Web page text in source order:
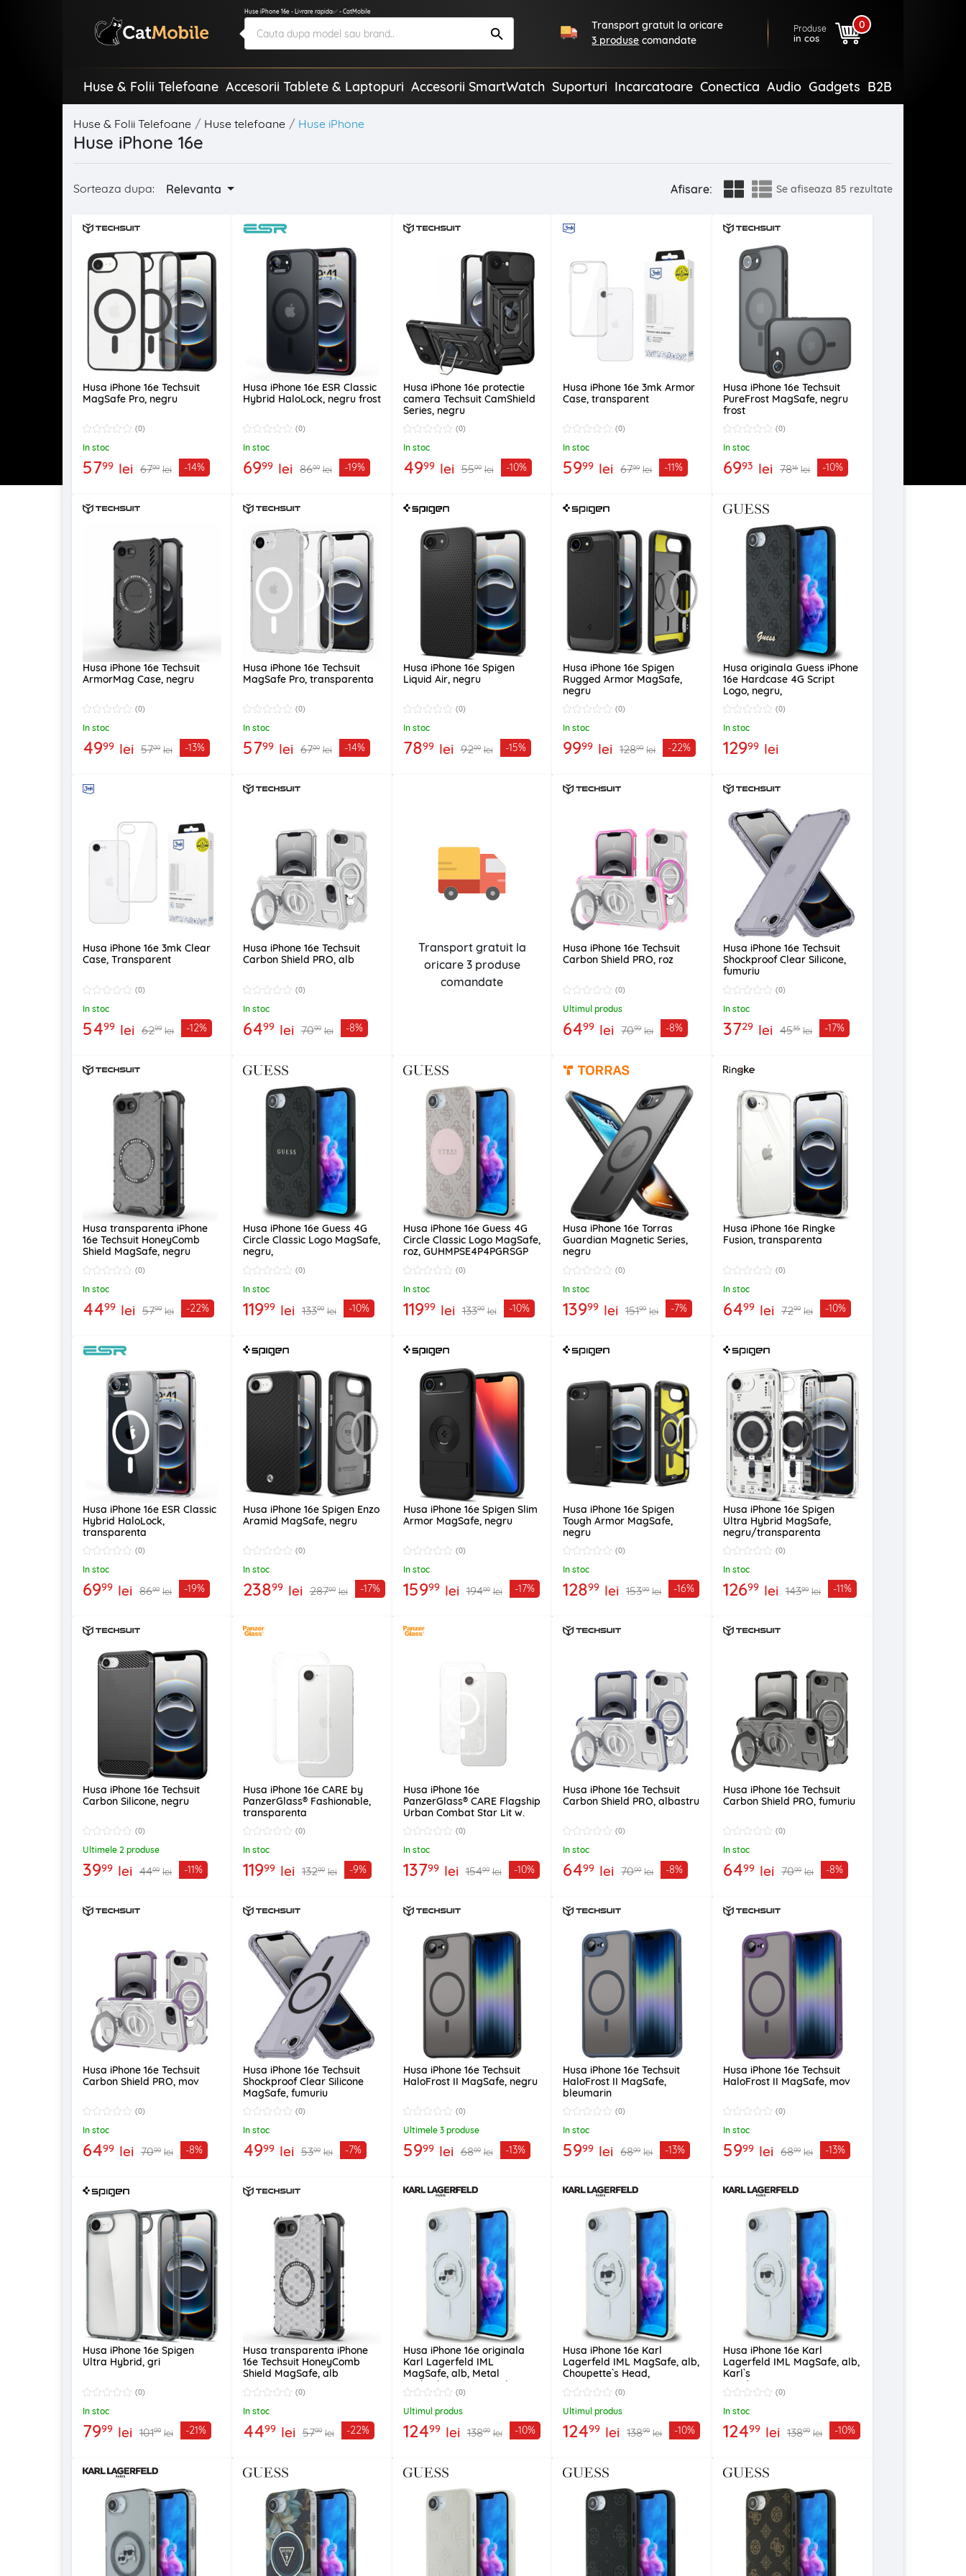
Huse iPhone 16e - Livrare rapida✅ - CatMobile
Transport gratuit la oricare
3 produse comandate
Produse
in cos
0
Huse & Folii Telefoane Accesorii Tablete & Laptopuri Accesorii SmartWatch Suporturi Incarcatoare Conectica Audio Gadgets B2B
Huse & Folii Telefoane Huse telefoane Huse iPhone
Huse iPhone 16e
Sorteaza dupa: Relevanta Afisare: Se afiseaza 85 rezultate
Husa iPhone 16e Techsuit
MagSafe Pro, negru
(0)
In stoc
5799 lei 6799 lei -14%
Husa iPhone 16e ESR Classic
Hybrid HaloLock, negru frost
(0)
In stoc
6999 lei 8699 lei -19%
Husa iPhone 16e protectie
camera Techsuit CamShield
Series, negru
(0)
In stoc
4999 lei 5599 lei -10%
Husa iPhone 16e 3mk Armor
Case, transparent
(0)
In stoc
5999 lei 6799 lei -11%
Husa iPhone 16e Techsuit
PureFrost MagSafe, negru
frost
(0)
In stoc
6993 lei 7816 lei -10%
Husa iPhone 16e Techsuit
ArmorMag Case, negru
(0)
In stoc
4999 lei 5799 lei -13%
Husa iPhone 16e Techsuit
MagSafe Pro, transparenta
(0)
In stoc
5799 lei 6799 lei -14%
Husa iPhone 16e Spigen
Liquid Air, negru
(0)
In stoc
7899 lei 9299 lei -15%
Husa iPhone 16e Spigen
Rugged Armor MagSafe,
negru
(0)
In stoc
9999 lei 12899 lei -22%
Husa originala Guess iPhone
16e Hardcase 4G Script
Logo, negru,
GUHMPSE4HG4SHK
(0)
In stoc
12999 lei
Husa iPhone 16e 3mk Clear
Case, Transparent
(0)
In stoc
5499 lei 6299 lei -12%
Husa iPhone 16e Techsuit
Carbon Shield PRO, alb
(0)
In stoc
6499 lei 7099 lei -8%
Transport gratuit la
oricare 3 produse
comandate
Husa iPhone 16e Techsuit
Carbon Shield PRO, roz
(0)
Ultimul produs
6499 lei 7099 lei -8%
Husa iPhone 16e Techsuit
Shockproof Clear Silicone,
fumuriu
(0)
In stoc
3729 lei 4535 lei -17%
Husa transparenta iPhone
16e Techsuit HoneyComb
Shield MagSafe, negru
(0)
In stoc
4499 lei 5799 lei -22%
Husa iPhone 16e Guess 4G
Circle Classic Logo MagSafe,
negru,
GUHMPSE4P4PGRSGK
(0)
In stoc
11999 lei 13399 lei -10%
Husa iPhone 16e Guess 4G
Circle Classic Logo MagSafe,
roz, GUHMPSE4P4PGRSGP
(0)
In stoc
11999 lei 13399 lei -10%
Husa iPhone 16e Torras
Guardian Magnetic Series,
negru
(0)
In stoc
13999 lei 15199 lei -7%
Husa iPhone 16e Ringke
Fusion, transparenta
(0)
In stoc
6499 lei 7299 lei -10%
Husa iPhone 16e ESR Classic
Hybrid HaloLock,
transparenta
(0)
In stoc
6999 lei 8699 lei -19%
Husa iPhone 16e Spigen Enzo
Aramid MagSafe, negru
(0)
In stoc
23899 lei 28799 lei -17%
Husa iPhone 16e Spigen Slim
Armor MagSafe, negru
(0)
In stoc
15999 lei 19499 lei -17%
Husa iPhone 16e Spigen
Tough Armor MagSafe,
negru
(0)
In stoc
12899 lei 15399 lei -16%
Husa iPhone 16e Spigen
Ultra Hybrid MagSafe,
negru/transparenta
(0)
In stoc
12699 lei 14399 lei -11%
Husa iPhone 16e Techsuit
Carbon Silicone, negru
(0)
Ultimele 2 produse
3999 lei 4499 lei -11%
Husa iPhone 16e CARE by
PanzerGlass® Fashionable,
transparenta
(0)
In stoc
11999 lei 13299 lei -9%
Husa iPhone 16e
PanzerGlass® CARE Flagship
Urban Combat Star Lit w.
White Qi Compatible,
transparenta
(0)
In stoc
13799 lei 15499 lei -10%
Husa iPhone 16e Techsuit
Carbon Shield PRO, albastru
(0)
In stoc
6499 lei 7099 lei -8%
Husa iPhone 16e Techsuit
Carbon Shield PRO, fumuriu
(0)
In stoc
6499 lei 7099 lei -8%
Husa iPhone 16e Techsuit
Carbon Shield PRO, mov
(0)
In stoc
6499 lei 7099 lei -8%
Husa iPhone 16e Techsuit
Shockproof Clear Silicone
MagSafe, fumuriu
(0)
In stoc
4999 lei 5399 lei -7%
Husa iPhone 16e Techsuit
HaloFrost II MagSafe, negru
(0)
Ultimele 3 produse
5999 lei 6899 lei -13%
Husa iPhone 16e Techsuit
HaloFrost II MagSafe,
bleumarin
(0)
In stoc
5999 lei 6899 lei -13%
Husa iPhone 16e Techsuit
HaloFrost II MagSafe, mov
(0)
In stoc
5999 lei 6899 lei -13%
Husa iPhone 16e Spigen
Ultra Hybrid, gri
(0)
In stoc
7999 lei 10199 lei -21%
Husa transparenta iPhone
16e Techsuit HoneyComb
Shield MagSafe, alb
(0)
In stoc
4499 lei 5799 lei -22%
Husa iPhone 16e originala
Karl Lagerfeld IML
MagSafe, alb, Metal
Karl&Choupette Head,
KLHMPSE4HLSKCH
(0)
Ultimul produs
12499 lei 13899 lei -10%
Husa iPhone 16e Karl
Lagerfeld IML MagSafe, alb,
Choupette`s Head,
KLHMPSE4HLSCHH
(0)
Ultimul produs
12499 lei 13899 lei -10%
Husa iPhone 16e Karl
Lagerfeld IML MagSafe, alb,
Karl`s
Head, KLHMPSE4HLSKIH
(0)
In stoc
12499 lei 13899 lei -10%